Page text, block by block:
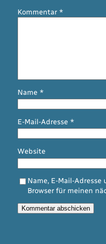
Kommentar *
Name *
E-Mail-Adresse *
Website
Name, E-Mail-
Browser für meinen